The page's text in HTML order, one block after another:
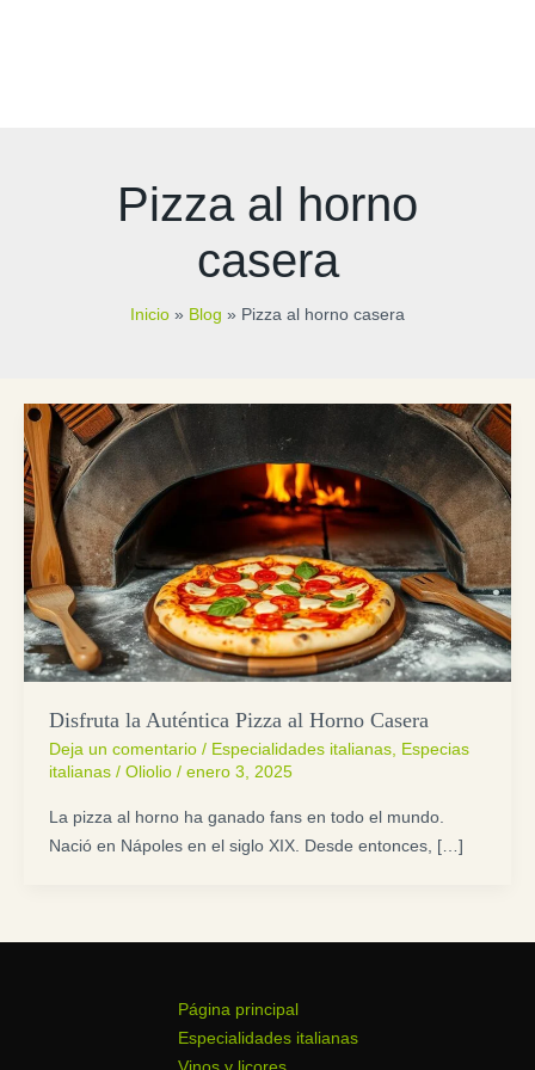
Pizza al horno
casera
Inicio Blog Pizza al horno casera
Disfruta la Auténtica Pizza al Horno Casera
Deja un comentario / Especialidades italianas, Especias
italianas/ Oliolio / enero 3, 2025
La pizza al horno ha ganado fans en todo el mundo.
Nació en Nápoles en el siglo XIX. Desde entonces, […]
Página principal
Especialidades italianas